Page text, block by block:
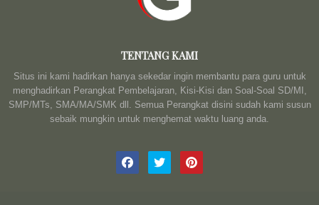
TENTANG KAMI
Situs ini kami hadirkan hanya sekedar ingin membantu para guru untuk
menghadirkan Perangkat Pembelajaran, Kisi-Kisi dan Soal-Soal SD/MI,
SMP/MTs, SMA/MA/SMK dll. Semua Perangkat disini sudah kami susun
sebaik mungkin untuk menghemat waktu luang anda.